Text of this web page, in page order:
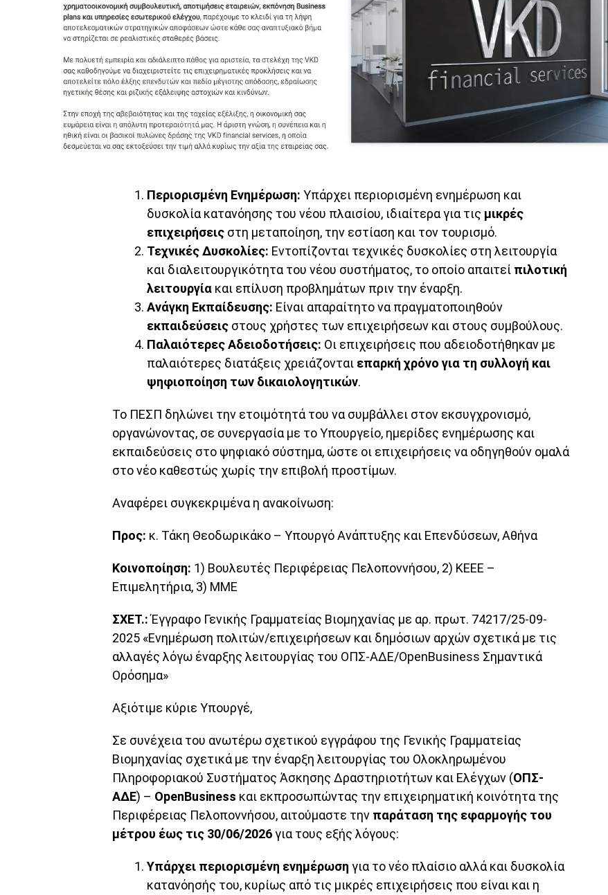
Περιορισμένη Ενημέρωση: Υπάρχει περιορισμένη ενημέρωση και
δυσκολία κατανόησης του νέου πλαισίου, ιδιαίτερα για τις μικρές
επιχειρήσεις στη μεταποίηση, την εστίαση και τον τουρισμό.
Τεχνικές Δυσκολίες: Εντοπίζονται τεχνικές δυσκολίες στη λειτουργία
και διαλειτουργικότητα του νέου συστήματος, το οποίο απαιτεί πιλοτική
λειτουργία και επίλυση προβλημάτων πριν την έναρξη.
Ανάγκη Εκπαίδευσης: Είναι απαραίτητο να πραγματοποιηθούν
εκπαιδεύσεις στους χρήστες των επιχειρήσεων και στους συμβούλους.
Παλαιότερες Αδειοδοτήσεις: Οι επιχειρήσεις που αδειοδοτήθηκαν με
παλαιότερες διατάξεις χρειάζονται επαρκή χρόνο για τη συλλογή και
ψηφιοποίηση των δικαιολογητικών.
Το ΠΕΣΠ δηλώνει την ετοιμότητά του να συμβάλλει στον εκσυγχρονισμό,
οργανώνοντας, σε συνεργασία με το Υπουργείο, ημερίδες ενημέρωσης και
εκπαιδεύσεις στο ψηφιακό σύστημα, ώστε οι επιχειρήσεις να οδηγηθούν ομαλά
στο νέο καθεστώς χωρίς την επιβολή προστίμων.
Αναφέρει συγκεκριμένα η ανακοίνωση:
Προς: κ. Τάκη Θεοδωρικάκο – Υπουργό Ανάπτυξης και Επενδύσεων, Αθήνα
Κοινοποίηση: 1) Βουλευτές Περιφέρειας Πελοποννήσου, 2) ΚΕΕΕ –
Επιμελητήρια, 3) ΜΜΕ
ΣΧΕΤ.:Έγγραφο Γενικής Γραμματείας Βιομηχανίας με αρ. πρωτ. 74217/25-09-
2025 «Ενημέρωση πολιτών/επιχειρήσεων και δημόσιων αρχών σχετικά με τις
αλλαγές λόγω έναρξης λειτουργίας του ΟΠΣ-ΑΔΕ/OpenBusiness Σημαντικά
Ορόσημα»
Αξιότιμε κύριε Υπουργέ,
Σε συνέχεια του ανωτέρω σχετικού εγγράφου της Γενικής Γραμματείας
Βιομηχανίας σχετικά με την έναρξη λειτουργίας του Ολοκληρωμένου
Πληροφοριακού Συστήματος Άσκησης Δραστηριοτήτων και Ελέγχων (ΟΠΣ-
ΑΔΕ) – OpenBusiness και εκπροσωπώντας την επιχειρηματική κοινότητα της
Περιφέρειας Πελοποννήσου, αιτούμαστε την παράταση της εφαρμογής του
μέτρου έως τις 30/06/2026για τους εξής λόγους:
Υπάρχει περιορισμένη ενημέρωση για το νέο πλαίσιο αλλά και δυσκολία
κατανόησής του, κυρίως από τις μικρές επιχειρήσεις που είναι και η